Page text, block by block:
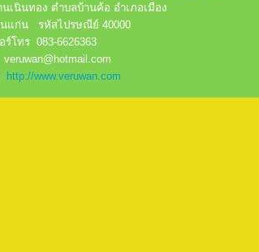
เนินทอง ตำบลบ้านค้อ อำเภอเมือง
แก่น รหัสไปรษณีย์ 40000
ร์โทร 083-6626363
http://www.veruwan.com